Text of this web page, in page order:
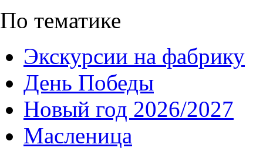
По тематике
Экскурсии на фабрику
День Победы
Новый год 2026/2027
Масленица